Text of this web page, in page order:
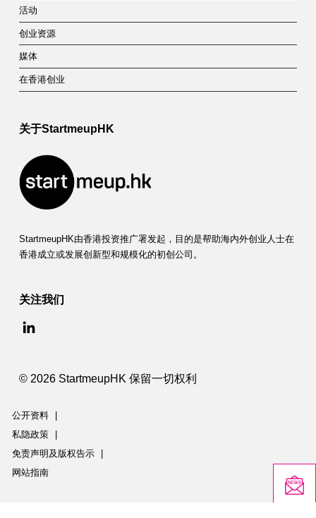
活动
创业资源
媒体
在香港创业
关于StartmeupHK
StartmeupHK由香港投资推广署发起，目的是帮助海内外创业人士在
香港成立或发展创新型和规模化的初创公司。
关注我们
© 2026 StartmeupHK 保留一切权利
公开资料
私隐政策
免责声明及版权告示
网站指南